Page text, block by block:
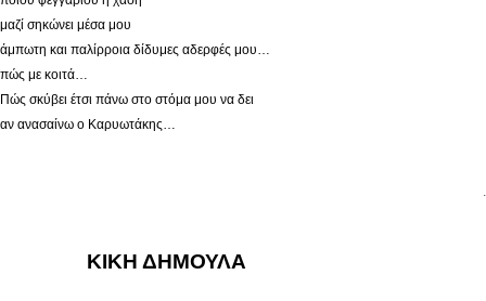
μαζί σηκώνει μέσα μου
άμπωτη και παλίρροια δίδυμες αδερφές μου…
πώς με κοιτά…
Πώς σκύβει έτσι πάνω στο στόμα μου να δει
αν ανασαίνω ο Καρυωτάκης…
ΚΙΚΗ ΔΗΜΟΥΛΑ